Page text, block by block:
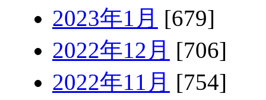
2023年1月 [679]
2022年12月 [706]
2022年11月 [754]